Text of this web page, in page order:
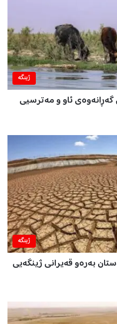
ژینگه‌
گەڕانەوەی ئاو و مەترسیی
ژینگه‌
بەرەو قەیرانی ژینگەیی